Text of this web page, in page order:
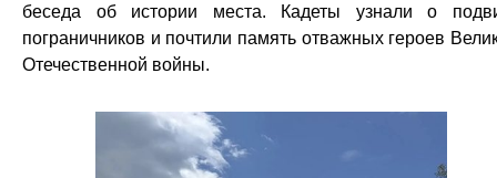
беседа об истории места. Кадеты узнали о
пограничников и почтили память отважных героев
Отечественной войны.